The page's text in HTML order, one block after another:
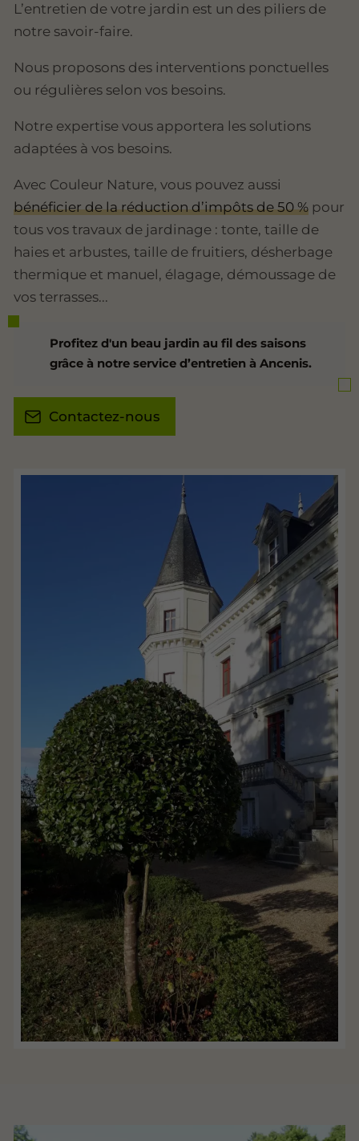
L’entretien de votre jardin est un des piliers de
notre savoir-faire.
Nous proposons des interventions ponctuelles
ou régulières selon vos besoins.
Notre expertise vous apportera les solutions
adaptées à vos besoins.
Avec Couleur Nature, vous pouvez aussi
bénéficier de la réduction d’impôts de 50 % pour
tous vos travaux de jardinage : tonte, taille de
haies et arbustes, taille de fruitiers, désherbage
thermique et manuel, élagage, démoussage de
vos terrasses...
Profitez d'un beau jardin au fil des saisons
grâce à notre service d’entretien à Ancenis.
Contactez-nous